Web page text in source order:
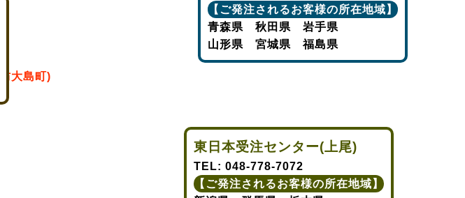
【ご発注されるお客様の所在地域】
青森県 秋田県 岩手県
山形県 宮城県 福島県
東日本受注センター(上尾)
TEL: 048-778-7072
【ご発注されるお客様の所在地域】